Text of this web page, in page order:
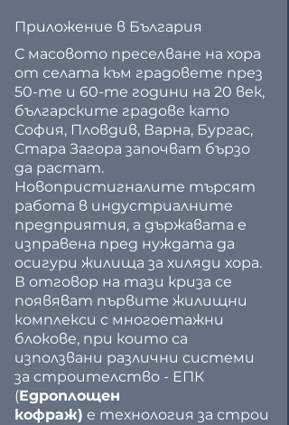
Приложение в България
С масовото преселване на хора
от селата към градовете през
50-те и 60-те години на 20 век,
българските градове като
София, Пловдив, Варна, Бургас,
Стара Загора започват бързо
да растат.
Новопристигналите търсят
работа в индустриалните
предприятия, а държавата е
изправена пред нуждата да
осигури жилища за хиляди хора.
В отговор на тази криза се
появяват първите жилищни
комплекси с многоетажни
блокове, при които са
използвани различни системи
за строителство - ЕПК
(Едроплощен
кофраж) е технология за строи